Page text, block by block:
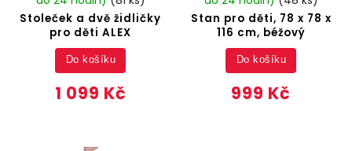
Stoleček a dvě židličky
pro děti ALEX
1 099 Kč
Do košíku
Stan pro děti, 78 x 78 x
116 cm, béžový
999 Kč
Do košíku